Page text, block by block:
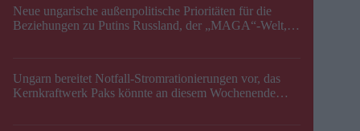
Neue ungarische außenpolitische Prioritäten für die
Beziehungen zu Putins Russland, der „MAGA“-Welt,
Ungarn bereitet Notfall-Stromrationierungen vor, das
Kernkraftwerk Paks könnte an diesem Wochenende